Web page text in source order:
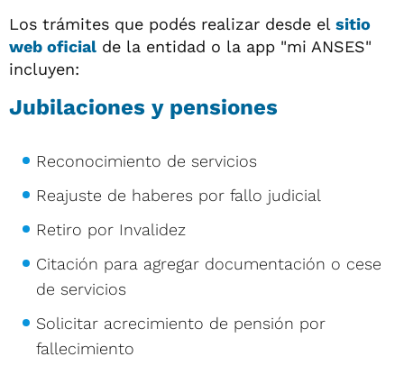
Los trámites que podés realizar desde el sitio
web oficial de la entidad o la app "mi ANSES"
incluyen:
Jubilaciones y pensiones
Reconocimiento de servicios
Reajuste de haberes por fallo judicial
Retiro por Invalidez
Citación para agregar documentación o cese
de servicios
Solicitar acrecimiento de pensión por
fallecimiento